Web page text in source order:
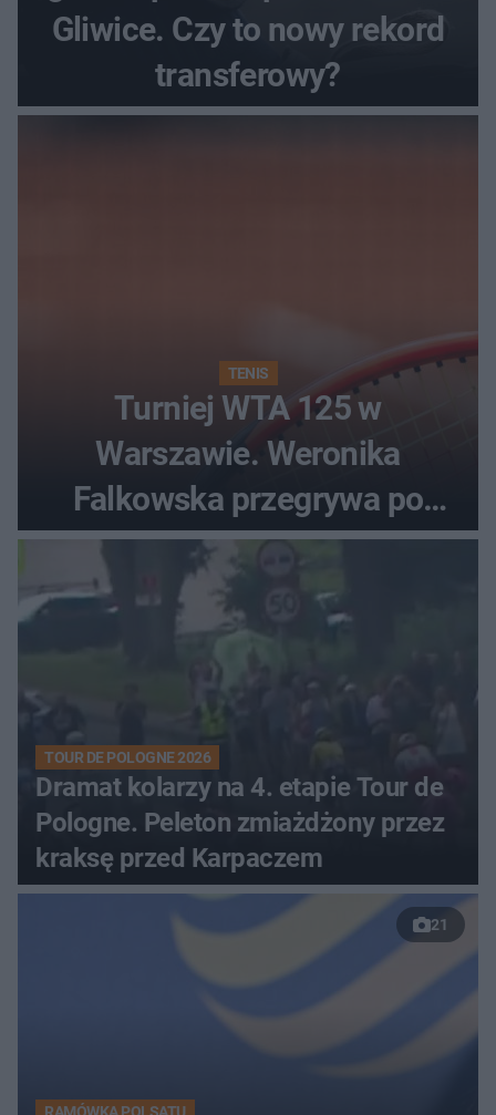
Gliwice. Czy to nowy rekord
transferowy?
TENIS
Turniej WTA 125 w
Warszawie. Weronika
Falkowska przegrywa po
zaciętym boju
TOUR DE POLOGNE 2026
Dramat kolarzy na 4. etapie Tour de
Pologne. Peleton zmiażdżony przez
kraksę przed Karpaczem
21